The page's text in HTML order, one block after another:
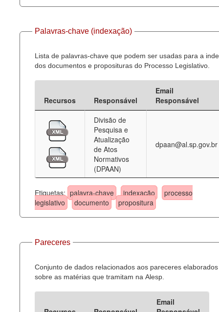
Palavras-chave (indexação)
Lista de palavras-chave que podem ser usadas para a
dos documentos e proposituras do Processo Legislativo.
Recursos Responsável
Email
Responsável
Divisão de
Pesquisa e
Atualização
de Atos
Normativos
(DPAAN)
dpaan@al.sp.gov.br
Etiquetas: palavra-chave indexação
processo
legislativo
documento propositura
Pareceres
Conjunto de dados relacionados aos pareceres elaborados
sobre as matérias que tramitam na Alesp.
Email